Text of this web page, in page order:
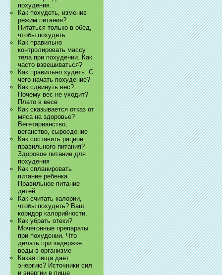
похудения.
Как похудеть, изменив
режим питания?
Питаться только в обед,
чтобы похудеть
Как правильно
контролировать массу
тела при похудении. Как
часто взвешиваться?
Как правильно худеть. С
чего начать похудение?
Как сдвинуть вес?
Почему вес не уходит?
Плато в весе
Как сказывается отказ от
мяса на здоровье?
Вегетарианство,
веганство, сыроедение
Как составить рацион
правильного питания?
Здоровое питание для
похудения
Как спланировать
питание ребенка.
Правильное питание
детей
Как считать калории,
чтобы похудеть? Ваш
коридор калорийности.
Как убрать отеки?
Мочегонные препараты
при похудении. Что
делать при задержке
воды в организме
Какая пища дает
энергию? Источники сил
и энергии в пище